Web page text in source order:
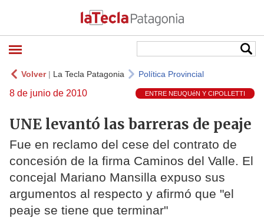
Volver| La Tecla Patagonia Política Provincial
8 de junio de 2010 ENTRE NEUQUéN Y CIPOLLETTI
UNE levantó las barreras de peaje
Fue en reclamo del cese del contrato de
concesión de la firma Caminos del Valle. El
concejal Mariano Mansilla expuso sus
argumentos al respecto y afirmó que "el
peaje se tiene que terminar"